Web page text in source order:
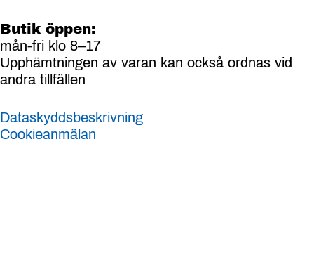
Butik öppen:
mån-fri klo 8–17
Upphämtningen av varan kan också ordnas vid
andra tillfällen
Dataskyddsbeskrivning
Cookieanmälan